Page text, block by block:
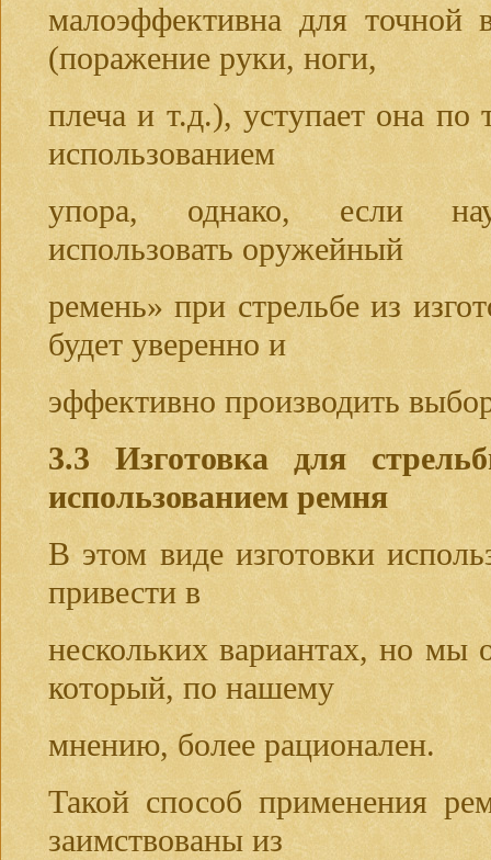
малоэффективна для точной
(поражение руки, ноги,
плеча и т.д.), уступает она по
использованием
упора, однако, если
использовать оружейный
ремень» при стрельбе из
будет уверенно и
эффективно производить
3.3Изготовка для
использованием ремня
В этом виде изготовки
привести в
нескольких вариантах, но мы
который, по нашему
мнению, более рационален.
Такой способ применения
заимствованы из